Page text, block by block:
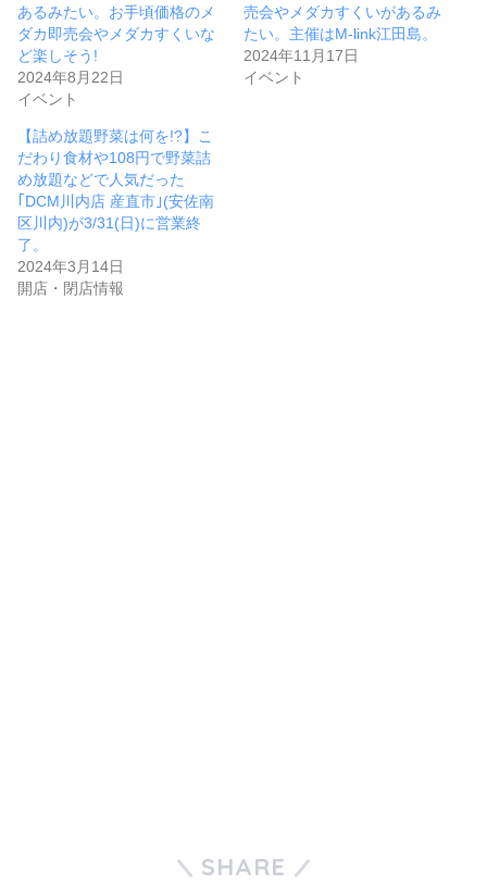
あるみたい。お手頃価格のメ
ダカ即売会やメダカすくいな
ど楽しそう!
2024年8月22日
イベント
売会やメダカすくいがあるみ
たい。主催はM-link江田島。
2024年11月17日
イベント
【詰め放題野菜は何を!?】こ
だわり食材や108円で野菜詰
め放題などで人気だった
｢DCM川内店 産直市｣(安佐南
区川内)が3/31(日)に営業終
了。
2024年3月14日
開店・閉店情報
SHARE